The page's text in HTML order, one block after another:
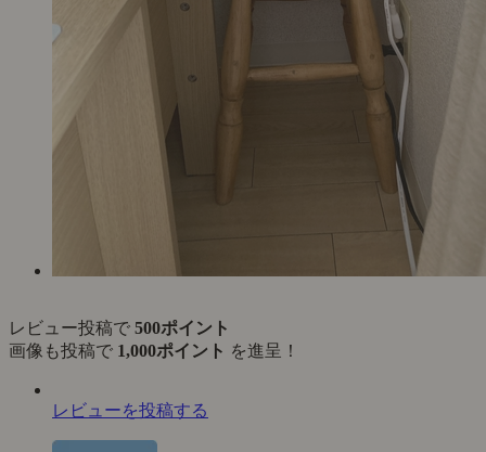
レビュー投稿で 500ポイント
画像も投稿で 1,000ポイント を進呈！
レビューを投稿する